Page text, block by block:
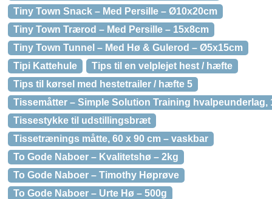
Tiny Town Snack – Med Persille – Ø10x20cm
Tiny Town Trærod – Med Persille – 15x8cm
Tiny Town Tunnel – Med Hø & Gulerod – Ø5x15cm
Tipi Kattehule
Tips til en velplejet hest / hæfte
Tips til kørsel med hestetrailer / hæfte 5
Tissemåtter – Simple Solution Training hvalpeunderlag,
Tissestykke til udstillingsbræt
Tissetrænings måtte, 60 x 90 cm – vaskbar
To Gode Naboer – Kvalitetshø – 2kg
To Gode Naboer – Timothy Høprøve
To Gode Naboer – Urte Hø – 500g